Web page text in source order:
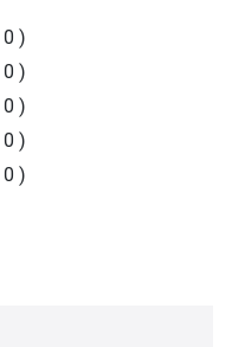
0
0
0
0
0